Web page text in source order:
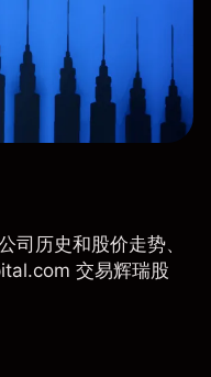
司历史和股价走势、
交易辉瑞股